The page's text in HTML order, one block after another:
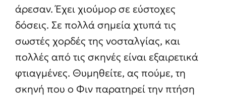
άρεσαν. Έχει χιούμορ σε εύστοχες
δόσεις. Σε πολλά σημεία χτυπά τις
σωστές χορδές της νοσταλγίας, και
πολλές από τις σκηνές είναι εξαιρετικά
φτιαγμένες. Θυμηθείτε, ας πούμε, τη
σκηνή που ο Φιν παρατηρεί την πτήση